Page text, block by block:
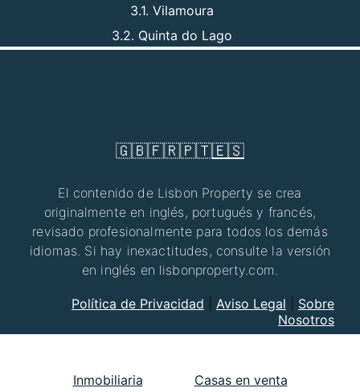
3.1. Vilamoura
3.2. Quinta do Lago
🇬🇧🇫🇷🇵🇹🇪🇸
El contenido de Lisbon Property se crea
originalmente en inglés, portugués y francés,
revisado profesionalmente para todos los demás
idiomas. Si hay inexactitudes, consulte la versión
en inglés en lisbonproperty.com.
Política de Privacidad Aviso Legal
Sobre
Nosotros
Inmobiliaria Casas en venta